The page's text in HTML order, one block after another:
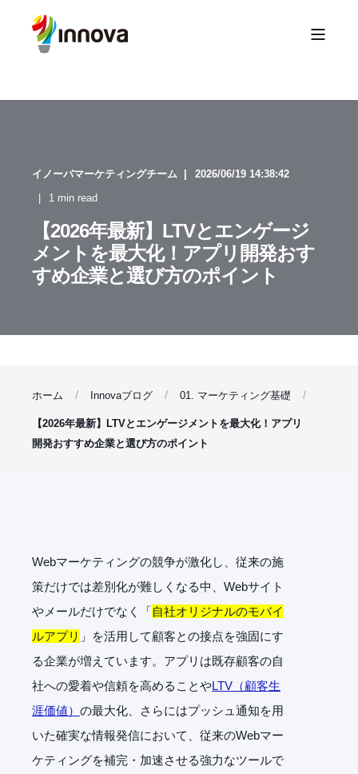
イノーバマーケティングチーム
2026/06/19 14:38:42
1 min read
【2026年最新】LTVとエンゲージ
メントを最大化！アプリ開発おす
すめ企業と選び方のポイント
ホーム Innovaブログ 01. マーケティング基礎
【2026年最新】LTVとエンゲージメントを最大化！アプリ
開発おすすめ企業と選び方のポイント
Webマーケティングの競争が激化し、従来の施
策だけでは差別化が難しくなる中、Webサイト
やメールだけでなく「自社オリジナルのモバイ
ルアプリ 」を活用して顧客との接点を強固にす
る企業が増えています。アプリは既存顧客の自
社への愛着や信頼を高めることやLTV（顧客生
涯価値） の最大化、さらにはプッシュ通知を用
いた確実な情報発信において、従来のWebマー
ケティングを補完・加速させる強力なツールで